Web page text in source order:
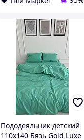
Пододеяльник детский
110х140 Бязь Gold Luxe